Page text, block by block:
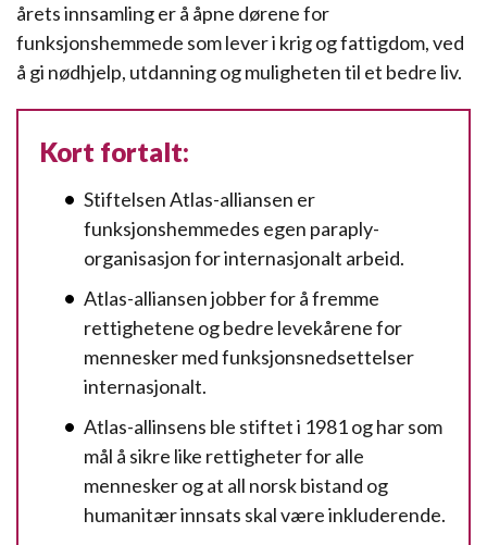
årets innsamling er å åpne dørene for
funksjonshemmede som lever i krig og fattigdom, ved
å gi nødhjelp, utdanning og muligheten til et bedre liv.
Kort fortalt:
Stiftelsen Atlas-alliansen er
funksjonshemmedes egen paraply­
organisasjon for internasjonalt arbeid.
Atlas-alliansen jobber for å fremme
rettighetene og bedre levekårene for
mennesker med funksjonsnedsettelser
internasjonalt.
Atlas-allinsens ble stiftet i 1981 og har som
mål å sikre like rettigheter for alle
mennesker og at all norsk bistand og
humanitær innsats skal være inkluderende.